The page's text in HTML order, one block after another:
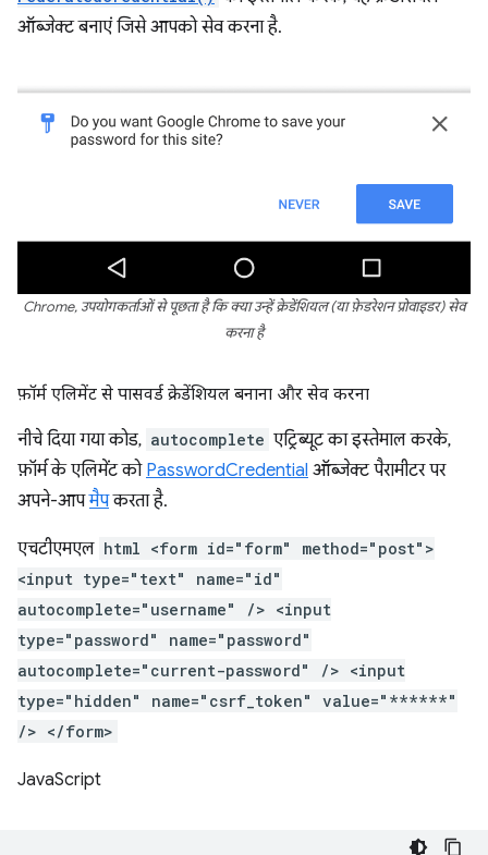
ऑब्जेक्ट बनाएं जिसे आपको सेव करना है.
Chrome, उपयोगकर्ताओं से पूछता है कि क्या उन्हें क्रेडेंशियल (या फ़ेडरेशन प्रोवाइडर) सेव
करना है
फ़ॉर्म एलिमेंट से पासवर्ड क्रेडेंशियल बनाना और सेव करना
नीचे दिया गया कोड, autocomplete एट्रिब्यूट का इस्तेमाल करके,
फ़ॉर्म के एलिमेंट को PasswordCredential ऑब्जेक्ट पैरामीटर पर
अपने-आपमैपकरता है.
एचटीएमएल html <form id="form" method="post">
<input type="text" name="id"
autocomplete="username" /> <input
type="password" name="password"
autocomplete="current-password" /> <input
type="hidden" name="csrf_token" value="******"
/> </form>
JavaScript